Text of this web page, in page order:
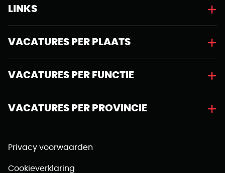
LINKS
VACATURES PER PLAATS
VACATURES PER FUNCTIE
VACATURES PER PROVINCIE
Privacy voorwaarden
Cookieverklaring